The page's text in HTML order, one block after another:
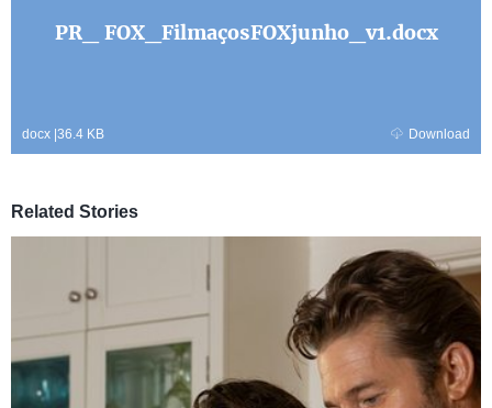
PR_ FOX_FilmaçosFOXjunho_v1.docx
docx |36.4 KB Download
Related Stories